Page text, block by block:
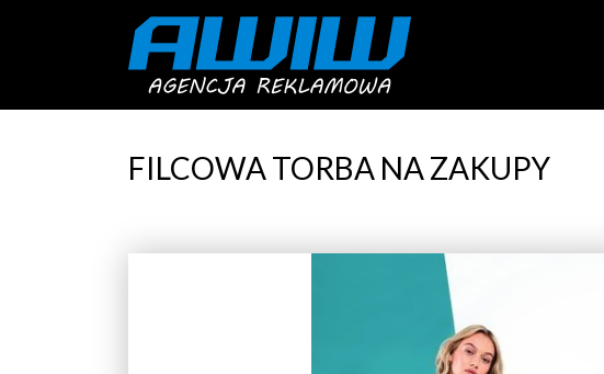
FILCOWA TORBA NA ZAKUPY